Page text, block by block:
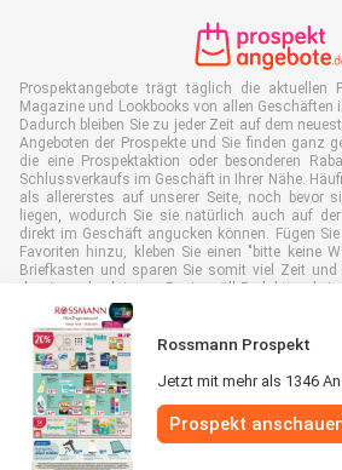
Rossmann Prospekt
Jetzt mit mehr als 1346
Prospekt
Prospektangebote trägt täglich die aktuellen
Magazine und Lookbooks von allen
Dadurch bleiben Sie zu jeder Zeit auf dem
Angeboten der Prospekte und Sie finden ganz
die eine Prospektaktion oder besonderen
Schlussverkaufs im Geschäft in Ihrer Nähe.
als allererstes auf unserer Seite, noch bevor
liegen, wodurch Sie sie natürlich auch auf
direkt im Geschäft angucken können. Fügen
Favoriten hinzu, kleben Sie einen "bitte keine
Briefkasten und sparen Sie somit viel Zeit und
damit auch aktiv zur Papiermüll Reduktion
Alle Rechte vorbehalten © Prospektangebote.de
|Allgemeine Geschäftsbedingungen|